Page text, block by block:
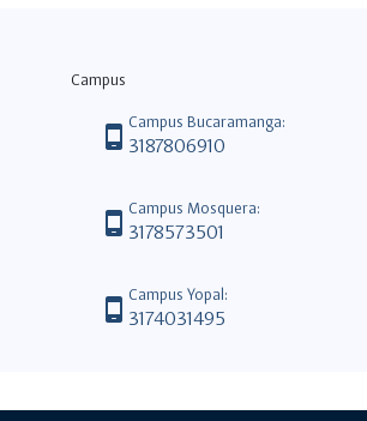
switch_access_shortcut
Campus
phone_android Campus Bucaramanga:
3187806910
phone_android Campus Mosquera:
3178573501
phone_android Campus Yopal:
3174031495